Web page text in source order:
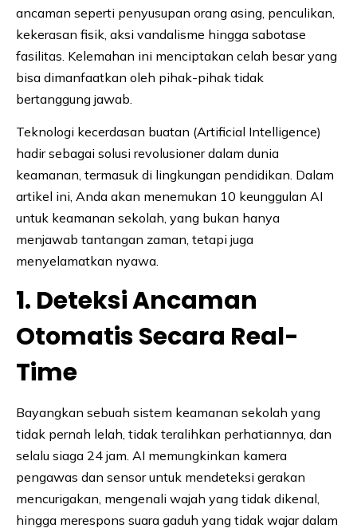
ancaman seperti penyusupan orang asing, penculikan,
kekerasan fisik, aksi vandalisme hingga sabotase
fasilitas. Kelemahan ini menciptakan celah besar yang
bisa dimanfaatkan oleh pihak-pihak tidak
bertanggung jawab.
Teknologi kecerdasan buatan (Artificial Intelligence)
hadir sebagai solusi revolusioner dalam dunia
keamanan, termasuk di lingkungan pendidikan. Dalam
artikel ini, Anda akan menemukan 10 keunggulan AI
untuk keamanan sekolah, yang bukan hanya
menjawab tantangan zaman, tetapi juga
menyelamatkan nyawa.
1. Deteksi Ancaman
Otomatis Secara Real-
Time
Bayangkan sebuah sistem keamanan sekolah yang
tidak pernah lelah, tidak teralihkan perhatiannya, dan
selalu siaga 24 jam. AI memungkinkan kamera
pengawas dan sensor untuk mendeteksi gerakan
mencurigakan, mengenali wajah yang tidak dikenal,
hingga merespons suara gaduh yang tidak wajar dalam